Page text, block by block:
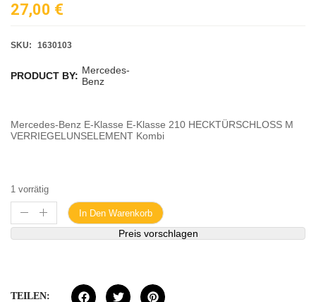
27,00 €
SKU: 1630103
PRODUCT BY: Mercedes-
Benz
Mercedes-Benz E-Klasse E-Klasse 210 HECKTÜRSCHLOSS M
VERRIEGELUNSELEMENT Kombi
1 vorrätig
In Den Warenkorb
Preis vorschlagen
TEILEN: